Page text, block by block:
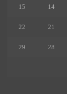
14
15
21
22
28
29